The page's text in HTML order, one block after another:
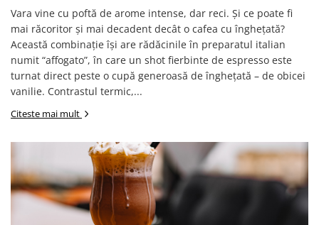
Vara vine cu poftă de arome intense, dar reci. Și ce poate fi
mai răcoritor și mai decadent decât o cafea cu înghețată?
Această combinație își are rădăcinile în preparatul italian
numit “affogato”, în care un shot fierbinte de espresso este
turnat direct peste o cupă generoasă de înghețată – de obicei
vanilie. Contrastul termic,...
Citeste mai mult